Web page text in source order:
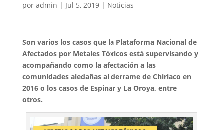
por admin | Jul 5, 2019| Noticias
Son varios los casos que la Plataforma Nacional de
Afectados por Metales Tóxicos está supervisando y
acompañando como la afectación a las
comunidades aledañas al derrame de Chiriaco en
2016 o los casos de Espinar y La Oroya, entre
otros.